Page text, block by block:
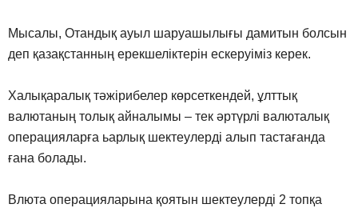
Мысалы, Отандық ауыл шаруашылығы дамитын болсын
деп қазақстанның ерекшеліктерін ескеруіміз керек.
Халықаралық тәжірибелер көрсеткендей, ұлттық
валютаның толық айналымы – тек әртүрлі валюталық
операцияларға ьарлық шектеулерді алып тастағанда
ғана болады.
Влюта операцияларына қоятын шектеулерді 2 топқа